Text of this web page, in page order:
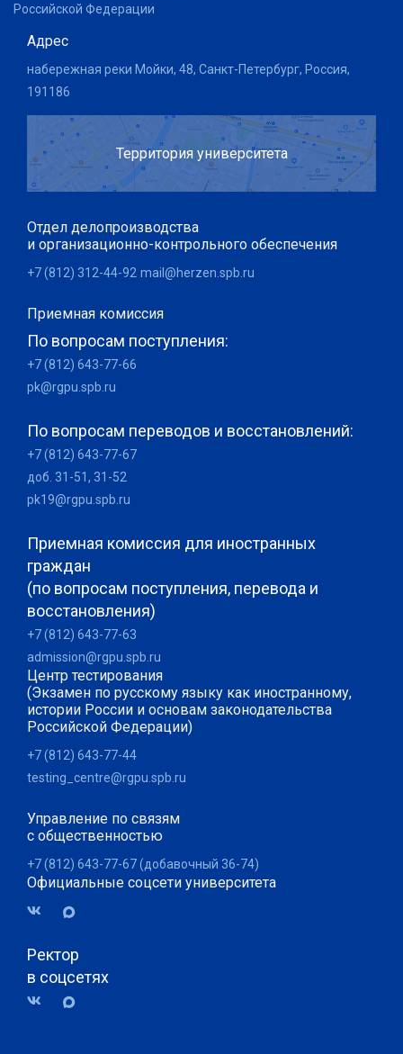
Российской Федерации
Адрес
набережная реки Мойки, 48, Санкт-Петербург, Россия,
191186
Территория университета
Отдел делопроизводства
и организационно-контрольного обеспечения
+7 (812) 312-44-92 mail@herzen.spb.ru
Приемная комиссия
По вопросам поступления:
+7 (812) 643-77-66
pk@rgpu.spb.ru
По вопросам переводов и восстановлений:
+7 (812) 643-77-67
доб. 31-51, 31-52
pk19@rgpu.spb.ru
Приемная комиссия для иностранных
граждан
(по вопросам поступления, перевода и
восстановления)
+7 (812) 643-77-63
admission@rgpu.spb.ru
Центр тестирования
(Экзамен по русскому языку как иностранному,
истории России и основам законодательства
Российской Федерации)
+7 (812) 643-77-44
testing_centre@rgpu.spb.ru
Управление по связям
с общественностью
+7 (812) 643-77-67 (добавочный 36-74)
Официальные соцсети университета
Ректор
в соцсетях